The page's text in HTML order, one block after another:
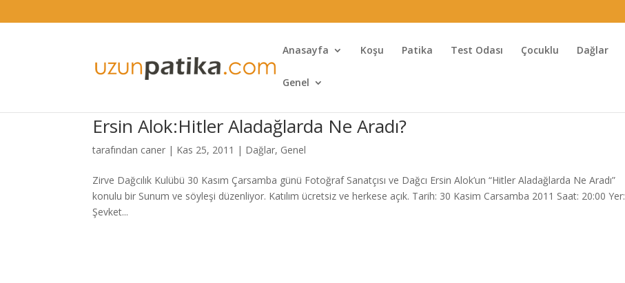
Anasayfa Koşu Patika Test Odası Çocuklu Dağlar
Genel
Ersin Alok:Hitler Aladağlarda Ne Aradı?
tarafından caner | Kas 25, 2011 | Dağlar, Genel
Zirve Dağcılık Kulübü 30 Kasım Çarsamba günü Fotoğraf Sanatçısı ve Dağcı Ersin Alok’un “Hitler Aladağlarda Ne Aradı”
konulu bir Sunum ve söyleşi düzenliyor. Katılım ücretsiz ve herkese açık. Tarih: 30 Kasim Carsamba 2011 Saat: 20:00 Yer:
Şevket...